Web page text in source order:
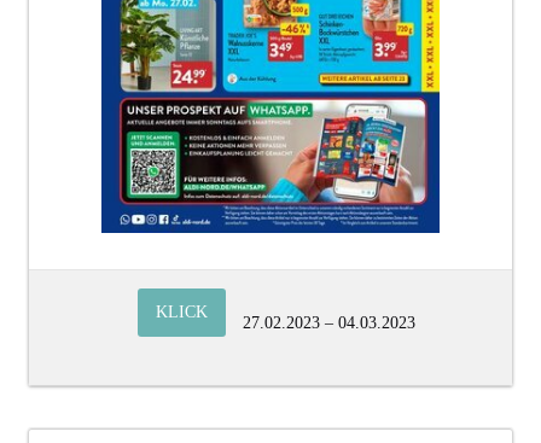
KLICK
27.02.2023 – 04.03.2023